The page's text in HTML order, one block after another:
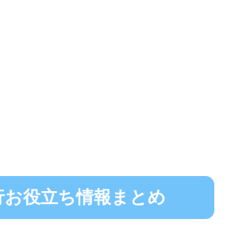
お役立ち情報まとめ